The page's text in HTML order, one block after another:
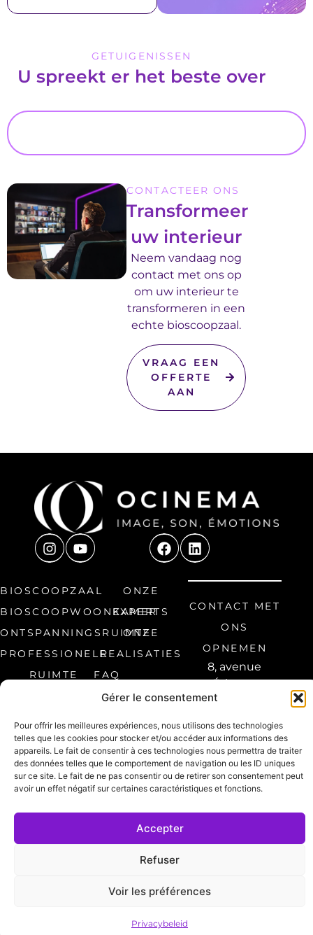
Gérer le consentement
Pour offrir les meilleures expériences, nous utilisons des technologies
telles que les cookies pour stocker et/ou accéder aux informations des
appareils. Le fait de consentir à ces technologies nous permettra de traiter
des données telles que le comportement de navigation ou les ID uniques
sur ce site. Le fait de ne pas consentir ou de retirer son consentement peut
avoir un effet négatif sur certaines caractéristiques et fonctions.
Accepter
Refuser
Voir les préférences
Privacybeleid
GETUIGENISSEN
U spreekt er het beste over
CONTACTEER ONS
Transformeer
uw interieur
Neem vandaag nog
contact met ons op
om uw interieur te
transformeren in een
echte bioscoopzaal.
VRAAG EEN
OFFERTE
AAN
BIOSCOOPZAAL
BIOSCOOPWOONKAMER
ONTSPANNINGSRUIMTE
PROFESSIONELE
RUIMTE
ONZE
EXPERTS
ONZE
REALISATIES
FAQ
CONTACT MET
ONS
OPNEMEN
8, avenue
Étienne
Audibert 60300
03 44 66 30 99
contact@ocinema.fr
HEEFT U
Privacybeleid